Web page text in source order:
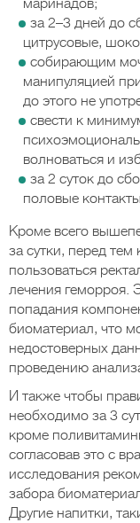
маринадов;
за 2–3 дней до
цитрусовые,
собирающим
манипуляцией
до этого не
свести к
волноваться и
за 2 суток до
половые
Кроме всего
за сутки, перед
пользоваться
лечения геморроя.
попадания
биоматериал, что
недостоверных
проведению
И также чтобы
необходимо за 3
кроме
согласовав это с
исследования
забора
Другие напитки,